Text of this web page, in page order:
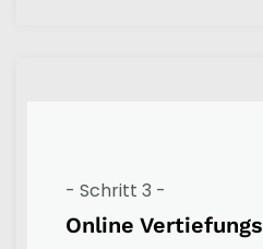
- Schritt 3 -
Online